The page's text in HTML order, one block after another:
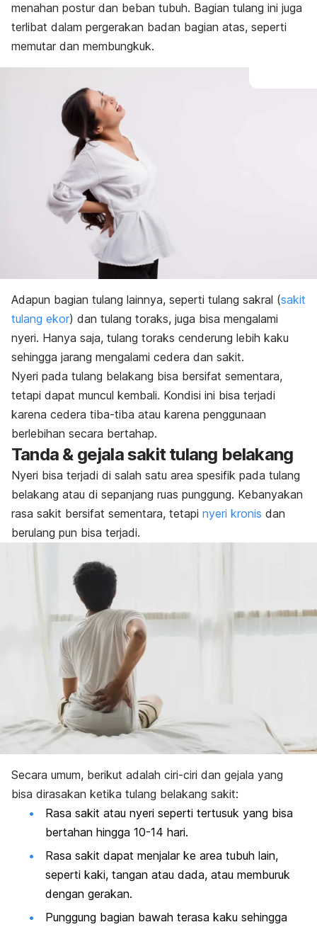
menahan postur dan beban tubuh. Bagian tulang ini juga
terlibat dalam pergerakan badan bagian atas, seperti
memutar dan membungkuk.
Adapun bagian tulang lainnya, seperti tulang sakral (sakit
tulang ekor) dan tulang toraks, juga bisa mengalami
nyeri. Hanya saja, tulang toraks cenderung lebih kaku
sehingga jarang mengalami cedera dan sakit.
Nyeri pada tulang belakang bisa bersifat sementara,
tetapi dapat muncul kembali. Kondisi ini bisa terjadi
karena cedera tiba-tiba atau karena penggunaan
berlebihan secara bertahap.
Tanda & gejala sakit tulang belakang
Nyeri bisa terjadi di salah satu area spesifik pada tulang
belakang atau di sepanjang ruas punggung. Kebanyakan
rasa sakit bersifat sementara, tetapi nyeri kronis dan
berulang pun bisa terjadi.
Secara umum, berikut adalah ciri-ciri dan gejala yang
bisa dirasakan ketika tulang belakang sakit:
Rasa sakit atau nyeri seperti tertusuk yang bisa
bertahan hingga 10-14 hari.
Rasa sakit dapat menjalar ke area tubuh lain,
seperti kaki, tangan atau dada, atau memburuk
dengan gerakan.
Punggung bagian bawah terasa kaku sehingga